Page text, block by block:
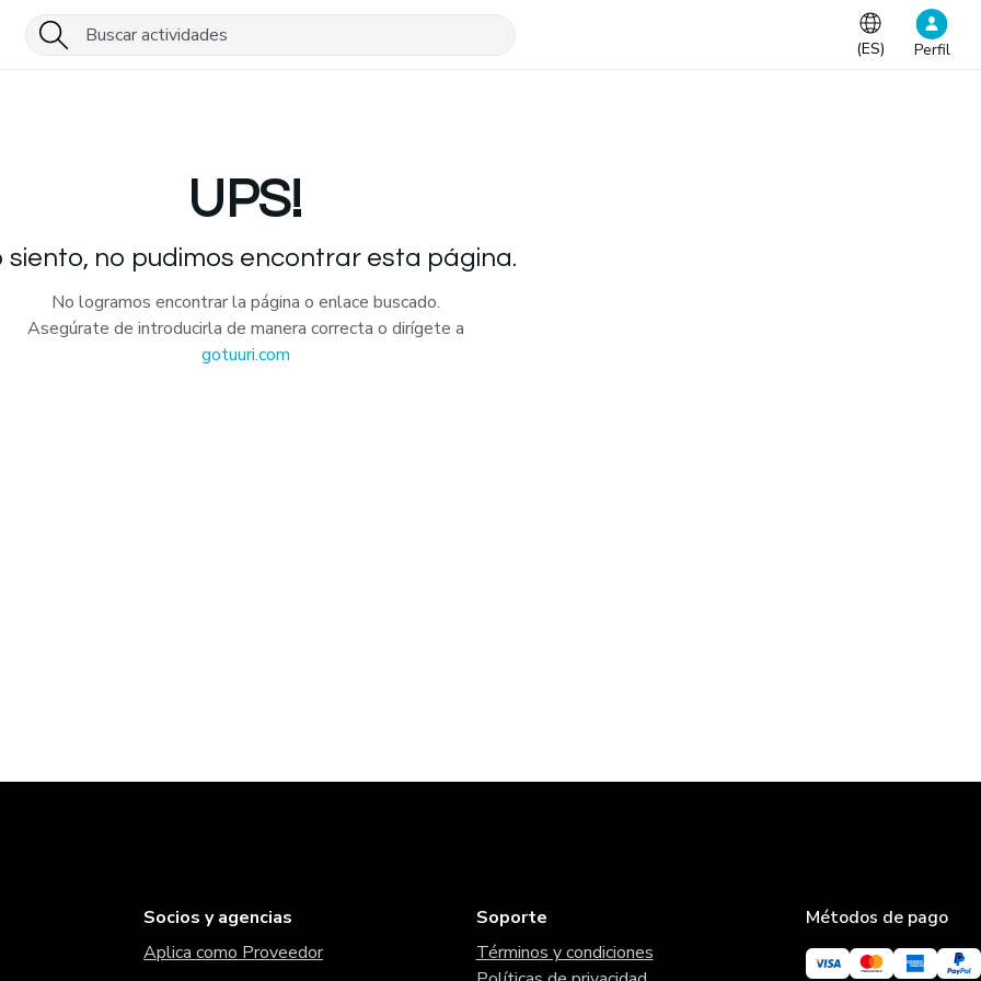
(ES) Perfil
UPS!
siento, no pudimos encontrar esta página.
No logramos encontrar la página o enlace buscado.
Asegúrate de introducirla de manera correcta o dirígete a
gotuuri.com
Socios y agencias
Aplica como Proveedor
Soporte
Términos y condiciones
Métodos de pago